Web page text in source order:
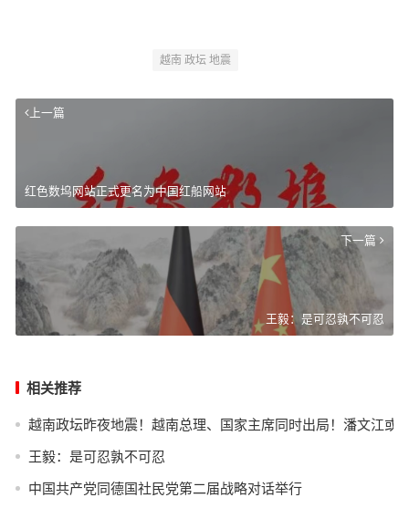
越南 政坛 地震
上一篇
红色数坞网站正式更名为中国红船网站
下一篇
王毅：是可忍孰不可忍
相关推荐
越南政坛昨夜地震！越南总理、国家主席同时出局！潘文江或
王毅：是可忍孰不可忍
中国共产党同德国社民党第二届战略对话举行